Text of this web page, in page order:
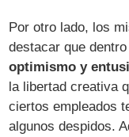
Por otro lado, los
destacar que
optimismo y
la libertad creativa
ciertos empleados
algunos despidos.